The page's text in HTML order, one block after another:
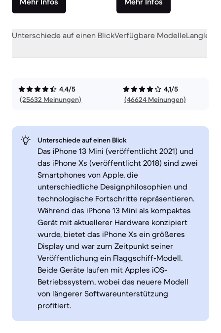
Unterschiede auf einen BlickVerfügbare Modelle
4,4/5
(25632 Meinungen)
4,1/5
(46624 Meinungen)
Unterschiede auf einen Blick
Das iPhone 13 Mini (veröffentlicht 2021) und
das iPhone Xs (veröffentlicht 2018) sind zwei
Smartphones von Apple, die
unterschiedliche Designphilosophien und
technologische Fortschritte repräsentieren.
Während das iPhone 13 Mini als kompaktes
Gerät mit aktuellerer Hardware konzipiert
wurde, bietet das iPhone Xs ein größeres
Display und war zum Zeitpunkt seiner
Veröffentlichung ein Flaggschiff-Modell.
Beide Geräte laufen mit Apples iOS-
Betriebssystem, wobei das neuere Modell
von längerer Softwareunterstützung
profitiert.